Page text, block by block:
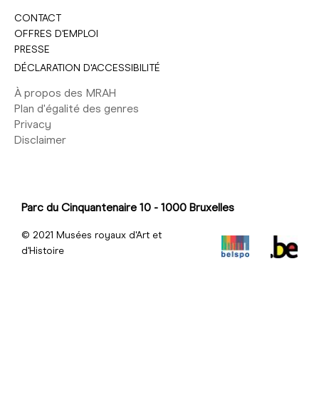
CONTACT
OFFRES D'EMPLOI
PRESSE
DÉCLARATION D'ACCESSIBILITÉ
À propos des MRAH
Plan d'égalité des genres
Privacy
Disclaimer
Parc du Cinquantenaire 10 - 1000 Bruxelles
© 2021 Musées royaux d'Art et
d'Histoire